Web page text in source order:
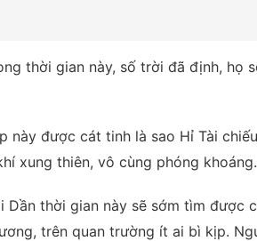
thời gian này, số trời đã định, họ
này được cát tinh là sao Hỉ Tài
xung thiên, vô cùng phóng khoáng.
Dần thời gian này sẽ sớm tìm được
trên quan trường ít ai bì kịp.